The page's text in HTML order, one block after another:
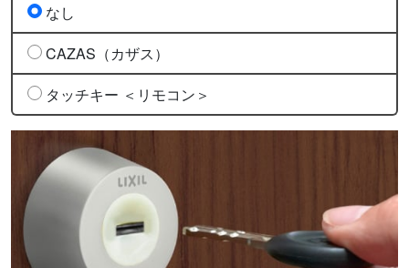
なし
CAZAS（カザス）
タッチキー ＜リモコン＞